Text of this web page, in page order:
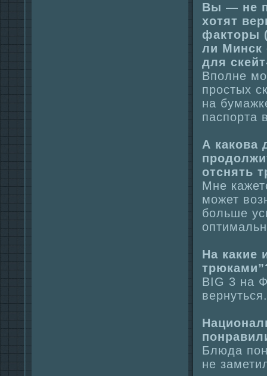
Вы — не
хотят
факторы
ли Минск
для
Вполне
простых
нa
паспорта
А какова
отснять
Мне
может
больше
На какие
BIG 3 нa
вернуться.
Блюда
не